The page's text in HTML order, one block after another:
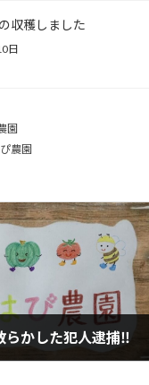
収穫しました
日
園
農園
らかした犯人逮捕‼